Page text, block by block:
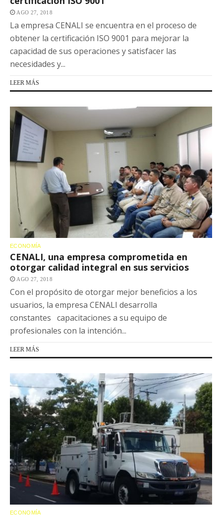
AGO 27, 2018
La empresa CENALI se encuentra en el proceso de
obtener la certificación ISO 9001 para mejorar la
capacidad de sus operaciones y satisfacer las
necesidades y...
LEER MÁS
ECONOMÍA
CENALI, una empresa comprometida en
otorgar calidad integral en sus servicios
AGO 27, 2018
Con el propósito de otorgar mejor beneficios a los
usuarios, la empresa CENALI desarrolla
constantes capacitaciones a su equipo de
profesionales con la intención...
LEER MÁS
ECONOMÍA